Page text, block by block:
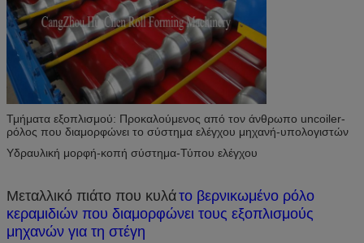
Τμήματα εξοπλισμού: Προκαλούμενος από τον άνθρωπο uncoiler-
ρόλος που διαμορφώνει το σύστημα ελέγχου μηχανή-υπολογιστών
Υδραυλική μορφή-κοπή σύστημα-Τύπου ελέγχου
Μεταλλικό πιάτο που κυλάτο βερνικωμένο ρόλο
κεραμιδιών που διαμορφώνει τους εξοπλισμούς
μηχανών για τη στέγη